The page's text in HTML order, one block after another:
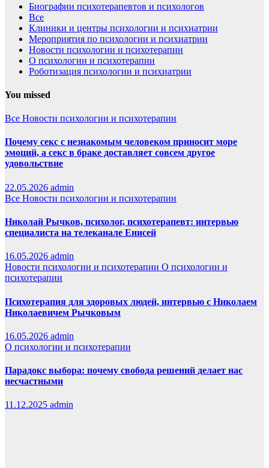
Биографии психотерапевтов и психологов
Все
Клиники и центры психологии и психиатрии
Мероприятия по психологии и психиатрии
Новости психологии и психотерапии
О психологии и психотерапии
Роботизация психологии и психиатрии
You missed
Все Новости психологии и психотерапии
Почему секс с незнакомым человеком приносит море
эмоций, а секс в браке доставляет совсем другое
удовольствие
22.05.2026 admin
Все Новости психологии и психотерапии
Николай Рычков, психолог, психотерапевт: интервью
специалиста на телеканале Енисей
16.05.2026 admin
Новости психологии и психотерапии О психологии и
психотерапии
Психотерапия для здоровых людей, интервью с Николаем
Николаевичем Рычковым
16.05.2026 admin
О психологии и психотерапии
Парадокс выбора: почему свобода решений делает нас
несчастными
11.12.2025 admin